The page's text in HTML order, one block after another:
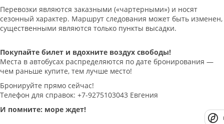
Перевозки являются заказными («чартерными») и носят
сезонный характер. Маршрут следования может быть изменен,
существенными являются только пункты высадки.
Покупайте билет и вдохните воздух свободы!
Места в автобусах распределяются по дате бронирования —
чем раньше купите, тем лучше место!
Бронируйте прямо сейчас!
Телефон для справок: +7-9275103043 Евгения
И помните: море ждет!